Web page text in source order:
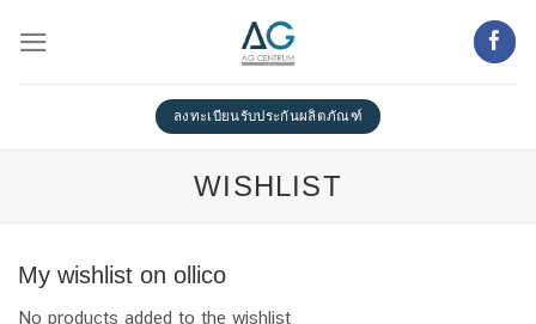
ลงทะเบียนรับประกันผลิตภัณฑ์
WISHLIST
My wishlist on ollico
No products added to the wishlist